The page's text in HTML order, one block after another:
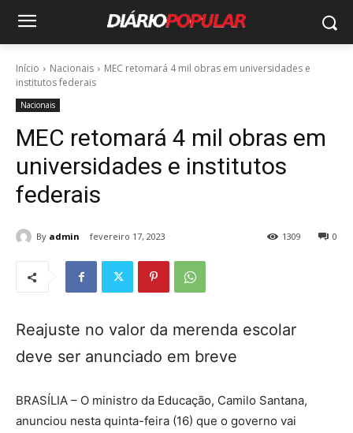
Início Nacionais
MEC retomará 4 mil obras em universidades e
institutos federais
Nacionais
MEC retomará 4 mil obras em
universidades e institutos
federais
By admin fevereiro 17, 2023 0
1309
Reajuste no valor da merenda escolar
deve ser anunciado em breve
BRASÍLIA – O ministro da Educação, Camilo Santana,
anunciou nesta quinta-feira (16) que o governo vai